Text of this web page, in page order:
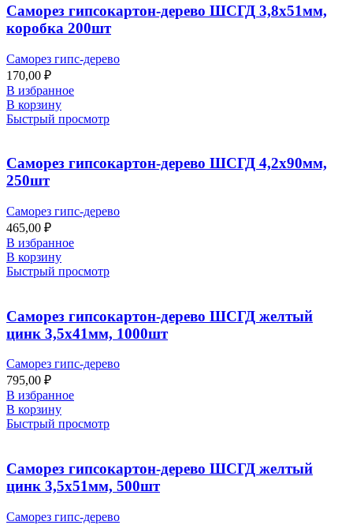
Саморез гипсокартон-дерево ШСГД 3,8х51мм,
коробка 200шт
Саморез гипс-дерево
170,00 ₽
В избранное
В корзину
Быстрый просмотр
Саморез гипсокартон-дерево ШСГД 4,2х90мм,
250шт
Саморез гипс-дерево
465,00 ₽
В избранное
В корзину
Быстрый просмотр
Саморез гипсокартон-дерево ШСГД желтый
цинк 3,5х41мм, 1000шт
Саморез гипс-дерево
795,00 ₽
В избранное
В корзину
Быстрый просмотр
Саморез гипсокартон-дерево ШСГД желтый
цинк 3,5х51мм, 500шт
Саморез гипс-дерево